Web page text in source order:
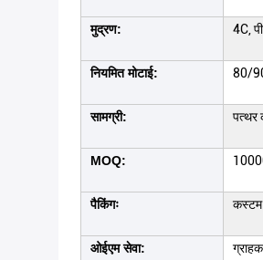
मुद्रण: 4C,
नियमित मोटाई: 80/
सामग्री: पत्थर
MOQ:
पैकिंगः कस्टम
ओईएम सेवा: